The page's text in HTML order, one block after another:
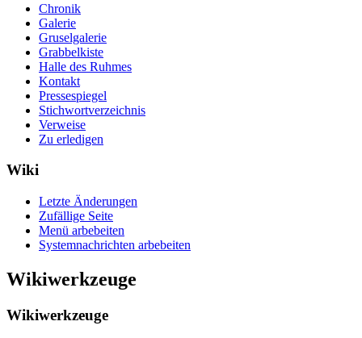
Chronik
Galerie
Gruselgalerie
Grabbelkiste
Halle des Ruhmes
Kontakt
Pressespiegel
Stichwortverzeichnis
Verweise
Zu erledigen
Wiki
Letzte Änderungen
Zufällige Seite
Menü arbebeiten
Systemnachrichten arbebeiten
Wikiwerkzeuge
Wikiwerkzeuge